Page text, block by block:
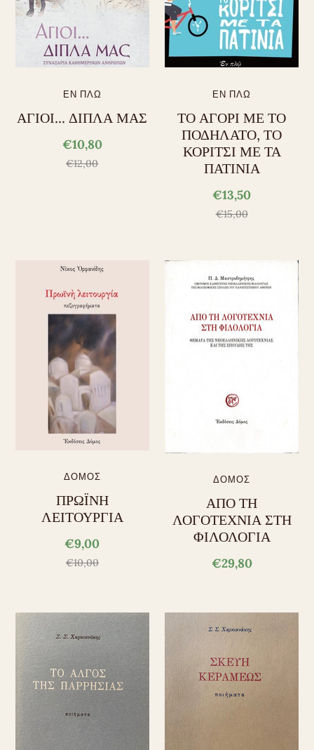
ΕΝ ΠΛΩ
ΑΓΙΟΙ... ΔΙΠΛΑ ΜΑΣ
€10,80
€12,00
ΕΝ ΠΛΩ
ΤΟ ΑΓΟΡΙ ΜΕ ΤΟ
ΠΟΔΗΛΑΤΟ, ΤΟ
ΚΟΡΙΤΣΙ ΜΕ ΤΑ
ΠΑΤΙΝΙΑ
€13,50
€15,00
ΔΟΜΟΣ
ΠΡΩΪΝΗ
ΛΕΙΤΟΥΡΓΙΑ
€9,00
€10,00
ΔΟΜΟΣ
ΑΠΟ ΤΗ
ΛΟΓΟΤΕΧΝΙΑ ΣΤΗ
ΦΙΛΟΛΟΓΙΑ
€29,80